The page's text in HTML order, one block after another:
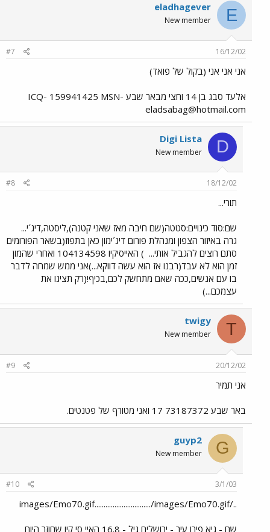
E
eladhagever
New member
16/12/02
#7
אני אני אני (בקול של פואד)
אלעד סבג בן 14 וחצי מבאר שבע ICQ- 159941425 MSN-
eladsabag@hotmail.com
D
Digi Lista
New member
18/12/02
#8
תורי...
שם:סוד כינויים:סטטה(שם חיבה מאז שאני קטנה),ליסטה,דיג´י...
גרה באיזור הצפון ומנהלת פורום דיג´ימון כאן בתפוז(בשאר הפורומים
סתם רוצים להגביל אותי...
) האייסיקיו 104134598 ואחרי שהמון
זמן הוא לא עבד(רבנו אז הוא עשה דווקא...)אני ממש שמחה לדבר
בו עם אנשים,ככה שאם מתחשק לכם,בכיף!(רק תציגו את
עצמכם...)
T
twigy
New member
20/12/02
#9
אני תמיר
באר שבע 73187372 17 ואני מטורף של פטנטים.
G
guyp2
New member
3/1/03
#10
../images/Emo70.gif.............................../images/Emo70.gif
שם - גיא פירו עיר - ירושלים גיל - 16.8 האיי סי קיו שחוזר היום